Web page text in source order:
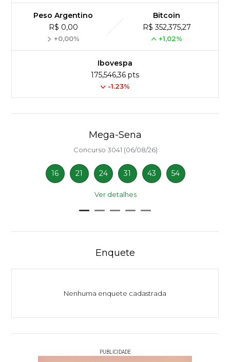
Peso Argentino
R$ 0,00
+0,00%
Bitcoin
R$ 352,375,27
+1,02%
Ibovespa
175,546,36 pts
-1.23%
Mega-Sena
Concurso 3041 (06/08/26)
16 21 24 31 43 54
Ver detalhes
Enquete
Nenhuma enquete cadastrada
PUBLICIDADE